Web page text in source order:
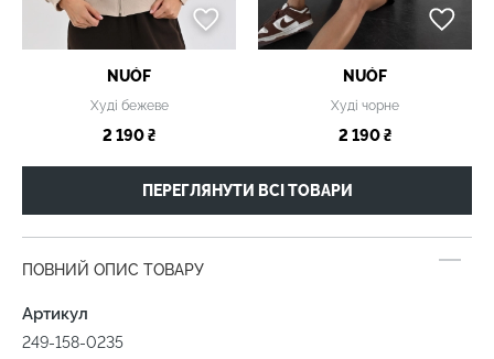
NUÓF
Худі бежеве
2 190 ₴
NUÓF
Худі чорне
2 190 ₴
ПЕРЕГЛЯНУТИ ВСІ ТОВАРИ
ПОВНИЙ ОПИС ТОВАРУ
Артикул
249-158-0235